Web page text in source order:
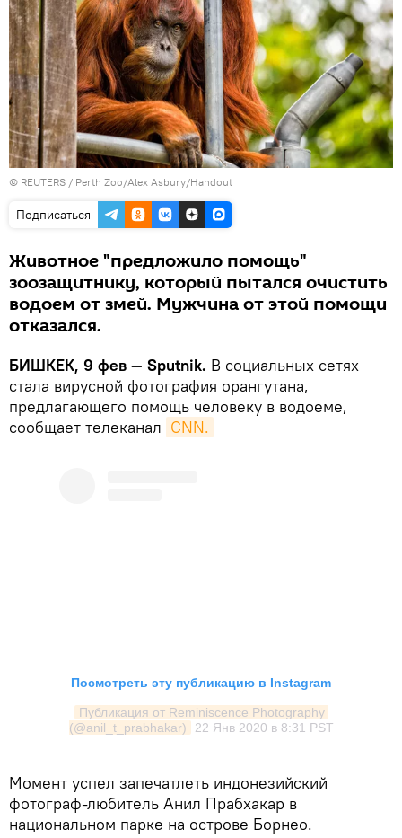
© REUTERS / Perth Zoo/Alex Asbury/Handout
Подписаться
Животное "предложило помощь"
зоозащитнику, который пытался очистить
водоем от змей. Мужчина от этой помощи
отказался.
БИШКЕК, 9 фев — Sputnik. В социальных сетях
стала вирусной фотография орангутана,
предлагающего помощь человеку в водоеме,
сообщает телеканал CNN.
Посмотреть эту публикацию в Instagram
Публикация от Reminiscence Photography
(@anil_t_prabhakar)
22 Янв 2020 в 8:31 PST
Момент успел запечатлеть индонезийский
фотограф-любитель Анил Прабхакар в
национальном парке на острове Борнео.